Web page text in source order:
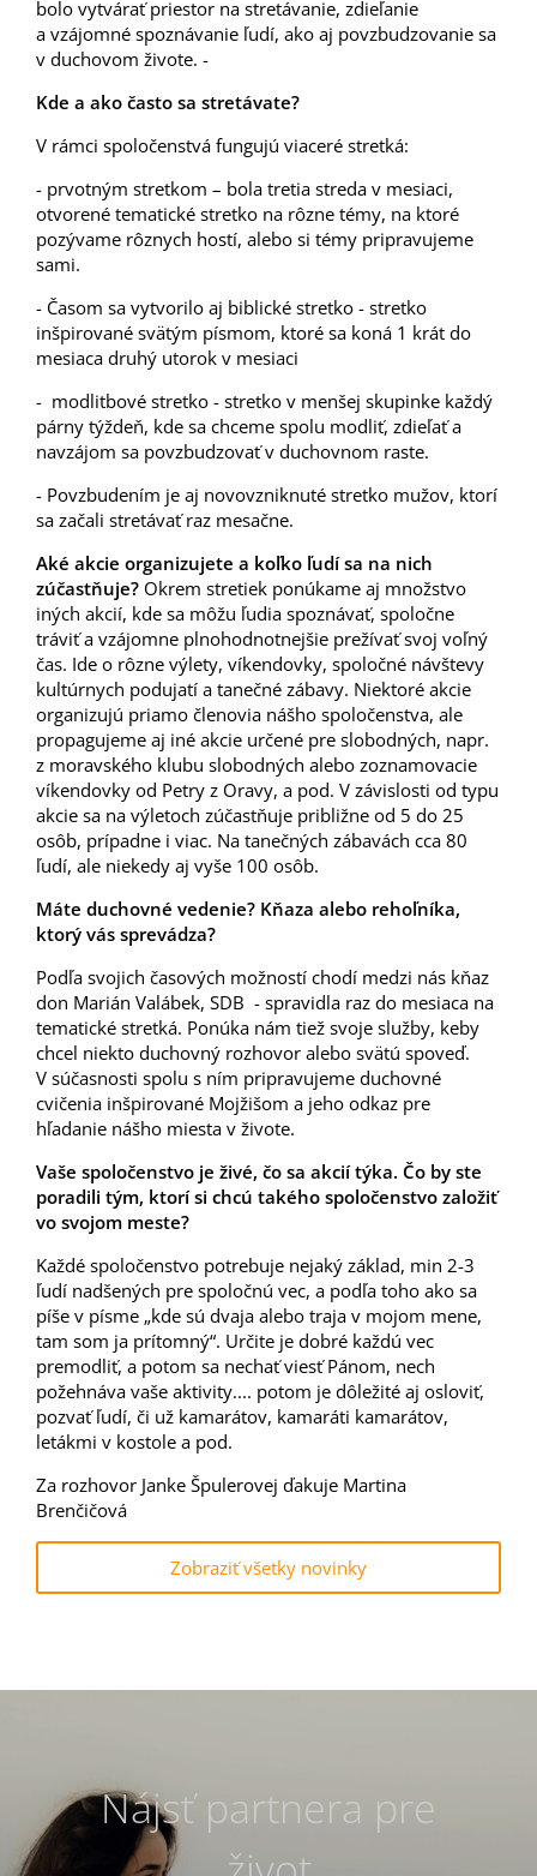
bolo vytvárať priestor na stretávanie, zdieľanie
a vzájomné spoznávanie ľudí, ako aj povzbudzovanie sa
v duchovom živote. -
Kde a ako často sa stretávate?
V rámci spoločenstvá fungujú viaceré stretká:
- prvotným stretkom – bola tretia streda v mesiaci,
otvorené tematické stretko na rôzne témy, na ktoré
pozývame rôznych hostí, alebo si témy pripravujeme
sami.
- Časom sa vytvorilo aj biblické stretko - stretko
inšpirované svätým písmom, ktoré sa koná 1 krát do
mesiaca druhý utorok v mesiaci
- modlitbové stretko - stretko v menšej skupinke každý
párny týždeň, kde sa chceme spolu modliť, zdieľať a
navzájom sa povzbudzovať v duchovnom raste.
- Povzbudením je aj novovzniknuté stretko mužov, ktorí
sa začali stretávať raz mesačne.
Aké akcie organizujete a koľko ľudí sa na nich
zúčastňuje? Okrem stretiek ponúkame aj množstvo
iných akcií, kde sa môžu ľudia spoznávať, spoločne
tráviť a vzájomne plnohodnotnejšie prežívať svoj voľný
čas. Ide o rôzne výlety, víkendovky, spoločné návštevy
kultúrnych podujatí a tanečné zábavy. Niektoré akcie
organizujú priamo členovia nášho spoločenstva, ale
propagujeme aj iné akcie určené pre slobodných, napr.
z moravského klubu slobodných alebo zoznamovacie
víkendovky od Petry z Oravy, a pod. V závislosti od typu
akcie sa na výletoch zúčastňuje približne od 5 do 25
osôb, prípadne i viac. Na tanečných zábavách cca 80
ľudí, ale niekedy aj vyše 100 osôb.
Máte duchovné vedenie? Kňaza alebo rehoľníka,
ktorý vás sprevádza?
Podľa svojich časových možností chodí medzi nás kňaz
don Marián Valábek, SDB - spravidla raz do mesiaca na
tematické stretká. Ponúka nám tiež svoje služby, keby
chcel niekto duchovný rozhovor alebo svätú spoveď.
V súčasnosti spolu s ním pripravujeme duchovné
cvičenia inšpirované Mojžišom a jeho odkaz pre
hľadanie nášho miesta v živote.
Vaše spoločenstvo je živé, čo sa akcií týka. Čo by ste
poradili tým, ktorí si chcú takého spoločenstvo založiť
vo svojom meste?
Každé spoločenstvo potrebuje nejaký základ, min 2-3
ľudí nadšených pre spoločnú vec, a podľa toho ako sa
píše v písme „kde sú dvaja alebo traja v mojom mene,
tam som ja prítomný“. Určite je dobré každú vec
premodliť, a potom sa nechať viesť Pánom, nech
požehnáva vaše aktivity.... potom je dôležité aj osloviť,
pozvať ľudí, či už kamarátov, kamaráti kamarátov,
letákmi v kostole a pod.
Za rozhovor Janke Špulerovej ďakuje Martina
Brenčičová
Zobraziť všetky novinky
Nájsť partnera pre